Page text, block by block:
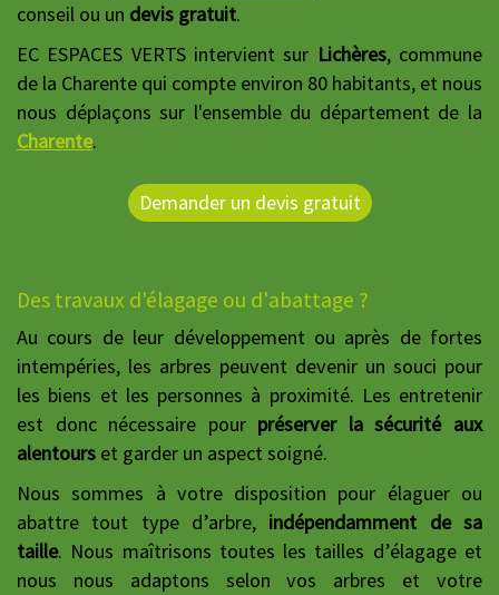
conseil ou un devis gratuit.
EC ESPACES VERTS intervient sur Lichères, commune
de la Charente qui compte environ 80 habitants, et nous
nous déplaçons sur l'ensemble du département de la
Charente.
Demander un devis gratuit
Des travaux d'élagage ou d'abattage ?
Au cours de leur développement ou après de fortes
intempéries, les arbres peuvent devenir un souci pour
les biens et les personnes à proximité. Les entretenir
est donc nécessaire pour préserver la sécurité aux
alentours et garder un aspect soigné.
Nous sommes à votre disposition pour élaguer ou
abattre tout type d’arbre, indépendamment de sa
taille. Nous maîtrisons toutes les tailles d’élagage et
nous nous adaptons selon vos arbres et votre